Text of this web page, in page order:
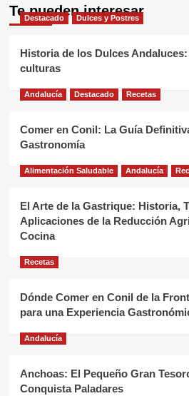
Te pueden interesar
Destacado Dulces y Postres
Historia de los Dulces
culturas
Andalucía Destacado Recetas
Comer en Conil: La Guía
Gastronomía
Alimentación Saludable Andalucía
El Arte de la Gastrique: Historia,
Aplicaciones de la Reducción
Cocina
Recetas
Dónde Comer en Conil de la
para una Experiencia
Andalucía
Anchoas: El Pequeño Gran
Conquista Paladares